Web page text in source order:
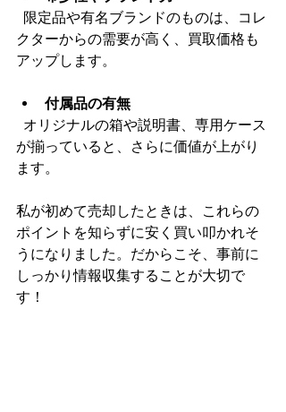
クターからの需要が高く、買取価格も
アップします。
付属品の有無
が揃っていると、さらに価値が上がり
ます。
私が初めて売却したときは、これらの
ポイントを知らずに安く買い叩かれそ
うになりました。だからこそ、事前に
しっかり情報収集することが大切で
す！